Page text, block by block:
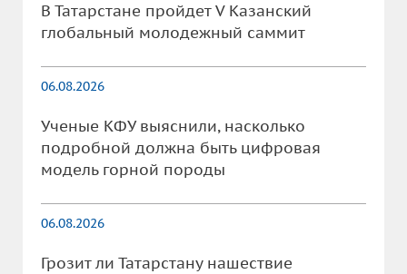
В Татарстане пройдет V Казанский
глобальный молодежный саммит
06.08.2026
Ученые КФУ выяснили, насколько
подробной должна быть цифровая
модель горной породы
06.08.2026
Грозит ли Татарстану нашествие